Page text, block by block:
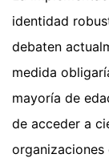
identidad
debaten
medida
mayoría de
de acceder a